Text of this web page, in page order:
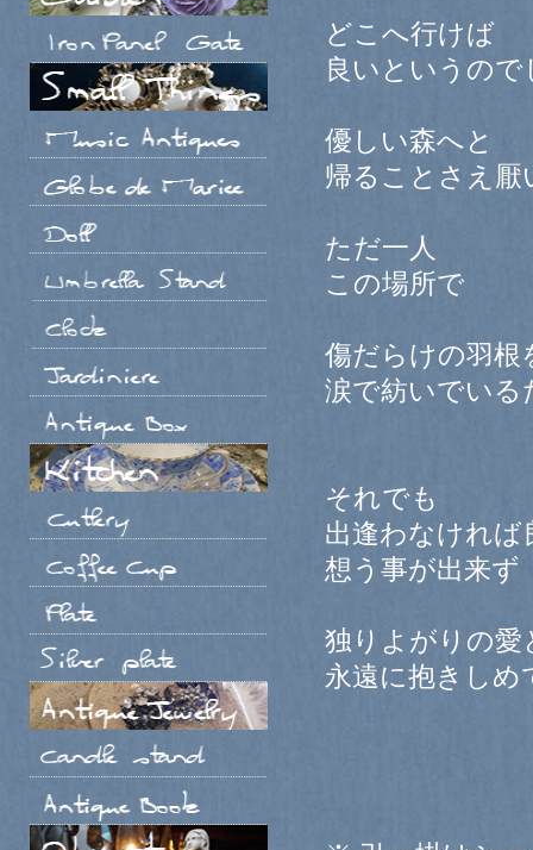
どこへ行けば
良いというので
優しい森へと
帰ることさえ厭
ただ一人
この場所で
傷だらけの羽根
涙で紡いでい
それでも
出逢わなけれ
想う事が出来ず
独りよがりの愛
永遠に抱きしめ